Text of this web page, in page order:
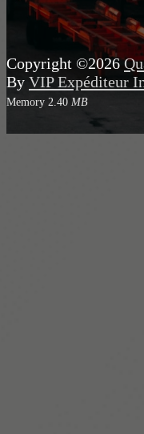
Copyright ©2026
By VIP Expéditeur
Memory 2.40 MB